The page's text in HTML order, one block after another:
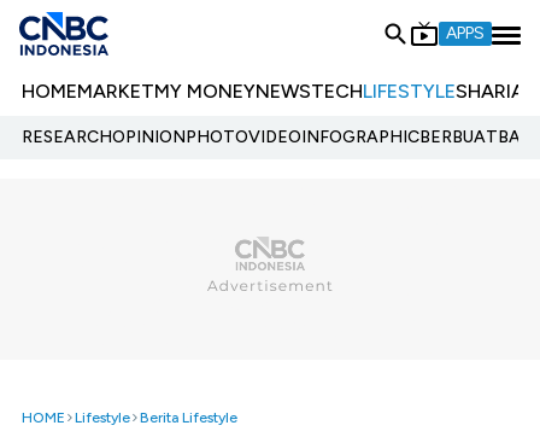
APPS
HOMEMARKETMY MONEYNEWSTECHLIFESTYLESHARIA
RESEARCHOPINIONPHOTOVIDEOINFOGRAPHIC
HOME Lifestyle Berita Lifestyle